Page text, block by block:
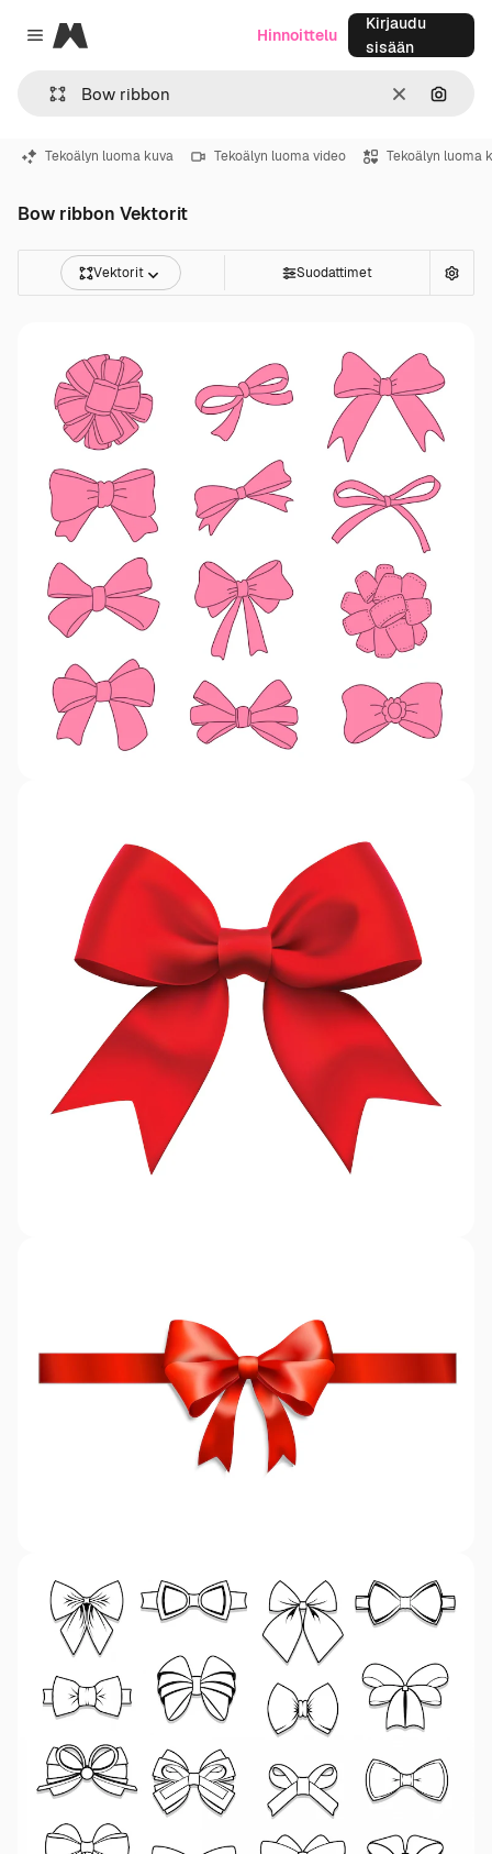
Close menu
Magnific
SelkeäHae
Hinnoittelu
Kirjaudu
sisään
Tekoälyn luoma kuva Tekoälyn luoma video Tekoälyn luoma
Bow ribbon Vektorit
Vektorit Suodattimet